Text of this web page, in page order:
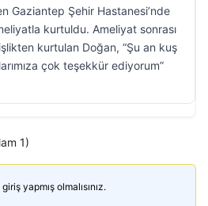
Gaziantep Şehir Hastanesi’nde
kurtuldu. Ameliyat sonrası
kurtulan Doğan, “Şu an kuş
çok teşekkür ediyorum”
1)
yapmış olmalısınız.